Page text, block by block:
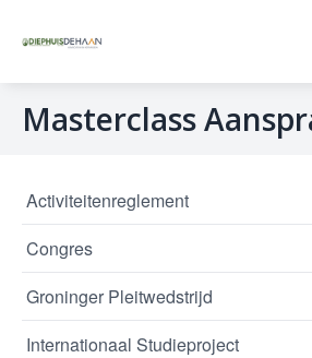
Activiteitenreglement
Congres
Groninger Pleitwedstrijd
Internationaal Studieproject